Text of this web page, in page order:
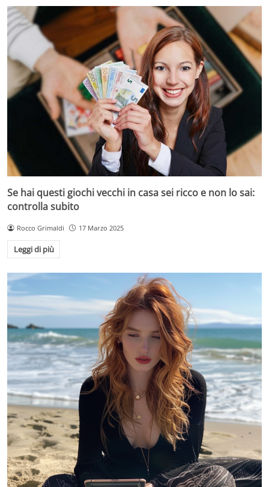
Se hai questi giochi vecchi in casa sei ricco e non lo sai:
controlla subito
Rocco Grimaldi 17 Marzo 2025
Leggi di più